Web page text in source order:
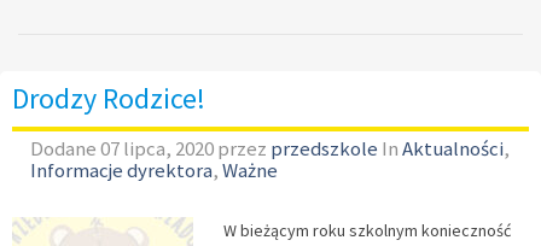
19
Drodzy Rodzice!
Dodane07 lipca, 2020przez przedszkole InAktualności,
Informacje dyrektora,Ważne
W bieżącym roku szkolnym konieczność